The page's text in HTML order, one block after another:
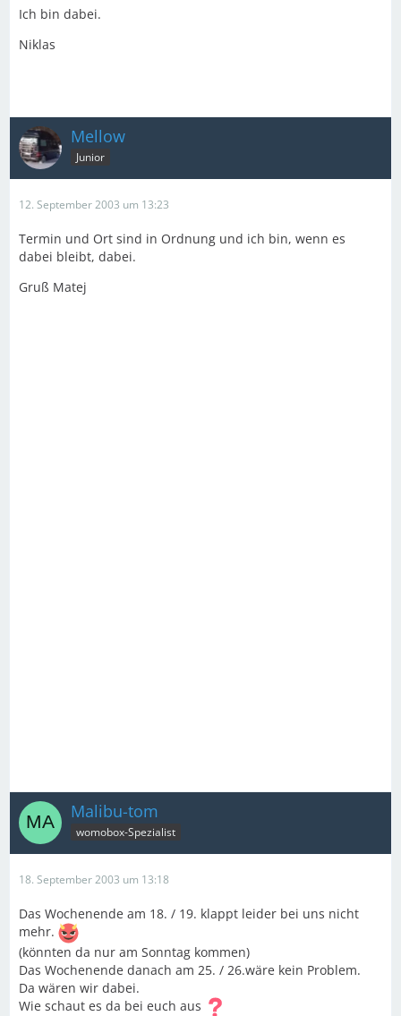
Ich bin dabei.
Niklas
Mellow
Junior
12. September 2003 um 13:23
Termin und Ort sind in Ordnung und ich bin, wenn es
dabei bleibt, dabei.
Gruß Matej
Malibu-tom
womobox-Spezialist
18. September 2003 um 13:18
Das Wochenende am 18. / 19. klappt leider bei uns nicht
mehr.
(könnten da nur am Sonntag kommen)
Das Wochenende danach am 25. / 26.wäre kein Problem.
Da wären wir dabei.
Wie schaut es da bei euch aus